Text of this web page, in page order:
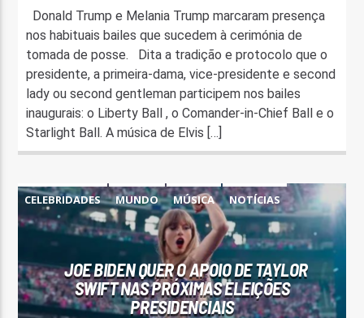
Donald Trump e Melania Trump marcaram presença
nos habituais bailes que sucedem à cerimónia de
tomada de posse. Dita a tradição e protocolo que o
presidente, a primeira-dama, vice-presidente e second
lady ou second gentleman participem nos bailes
inaugurais: o Liberty Ball , o Comander-in-Chief Ball e o
Starlight Ball. A música de Elvis […]
CELEBRIDADES MUNDO MÚSICA
NOTÍCIAS
POLÍTICA
REDES SOCIAIS
JOE BIDEN QUER O APOIO DE TAYLOR
SWIFT NAS PRÓXIMAS ELEIÇÕES
PRESIDENCIAIS